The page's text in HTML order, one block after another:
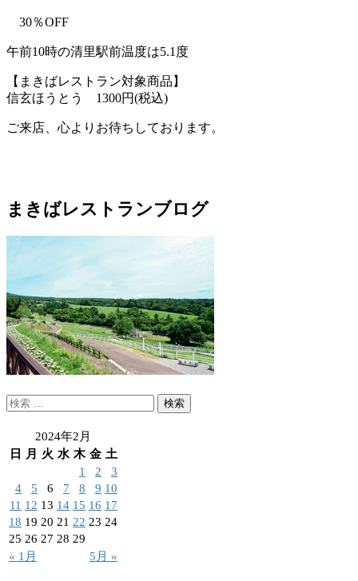
30％OFF
午前10時の清里駅前温度は5.1度
【まきばレストラン対象商品】
信玄ほうとう 1300円(税込)
ご来店、心よりお待ちしております。
まきばレストランブログ
検
2024年2月
日
月 火 水 木 金 土
« 1月 5月 »
1 2
3
4
5 6 7 8 9 10
11 12 13 14 15 16 17
18 19 20 21 22 23 24
25 26 27 28 29